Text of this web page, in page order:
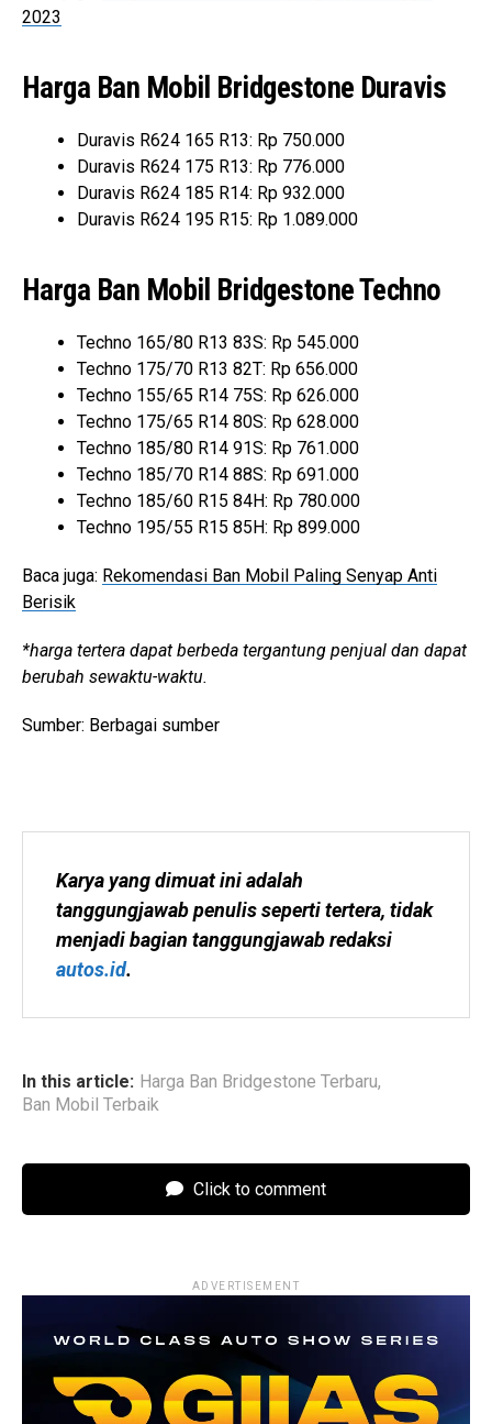
2023
Harga Ban Mobil Bridgestone Duravis
Duravis R624 165 R13: Rp 750.000
Duravis R624 175 R13: Rp 776.000
Duravis R624 185 R14: Rp 932.000
Duravis R624 195 R15: Rp 1.089.000
Harga Ban Mobil Bridgestone Techno
Techno 165/80 R13 83S: Rp 545.000
Techno 175/70 R13 82T: Rp 656.000
Techno 155/65 R14 75S: Rp 626.000
Techno 175/65 R14 80S: Rp 628.000
Techno 185/80 R14 91S: Rp 761.000
Techno 185/70 R14 88S: Rp 691.000
Techno 185/60 R15 84H: Rp 780.000
Techno 195/55 R15 85H: Rp 899.000
Baca juga: Rekomendasi Ban Mobil Paling Senyap Anti
Berisik
*harga tertera dapat berbeda tergantung penjual dan dapat
berubah sewaktu-waktu.
Sumber: Berbagai sumber
Karya yang dimuat ini adalah
tanggungjawab penulis seperti tertera, tidak
autos.id.
In this article: Harga Ban Bridgestone Terbaru,
Ban Mobil Terbaik
Click to comment
ADVERTISEMENT